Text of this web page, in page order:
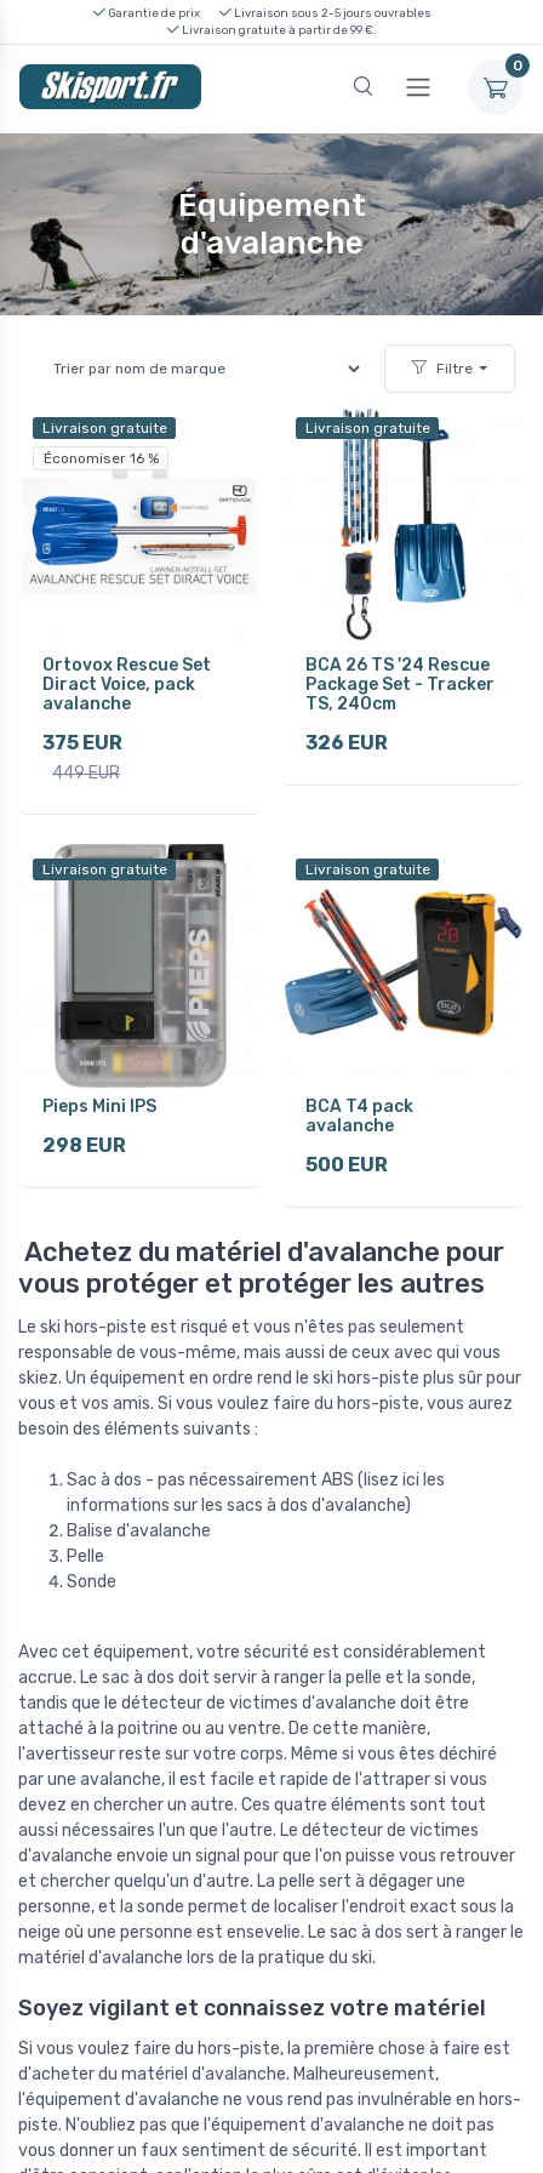
Garantie de prix
Livraison sous 2-5 jours ouvrables
Livraison gratuite à partir de 99 €.
0
Équipement
d'avalanche
Filtre
Livraison gratuite
Économiser 16 %
Ortovox Rescue Set
Diract Voice, pack
avalanche
375 EUR
449 EUR
Livraison gratuite
BCA 26 TS '24 Rescue
Package Set - Tracker
TS, 240cm
326 EUR
Livraison gratuite
Pieps Mini IPS
298 EUR
Livraison gratuite
BCA T4 pack
avalanche
500 EUR
Achetez du matériel d'avalanche pour
vous protéger et protéger les autres
Le ski hors-piste est risqué et vous n'êtes pas seulement
responsable de vous-même, mais aussi de ceux avec qui vous
skiez. Un équipement en ordre rend le ski hors-piste plus sûr pour
vous et vos amis. Si vous voulez faire du hors-piste, vous aurez
besoin des éléments suivants :
Sac à dos - pas nécessairement ABS (lisez ici les
informations sur les sacs à dos d'avalanche)
Balise d'avalanche
Pelle
Sonde
Avec cet équipement, votre sécurité est considérablement
accrue. Le sac à dos doit servir à ranger la pelle et la sonde,
tandis que le détecteur de victimes d'avalanche doit être
attaché à la poitrine ou au ventre. De cette manière,
l'avertisseur reste sur votre corps. Même si vous êtes déchiré
par une avalanche, il est facile et rapide de l'attraper si vous
devez en chercher un autre. Ces quatre éléments sont tout
aussi nécessaires l'un que l'autre. Le détecteur de victimes
d'avalanche envoie un signal pour que l'on puisse vous retrouver
et chercher quelqu'un d'autre. La pelle sert à dégager une
personne, et la sonde permet de localiser l'endroit exact sous la
neige où une personne est ensevelie. Le sac à dos sert à ranger le
matériel d'avalanche lors de la pratique du ski.
Soyez vigilant et connaissez votre matériel
Si vous voulez faire du hors-piste, la première chose à faire est
d'acheter du matériel d'avalanche. Malheureusement,
l'équipement d'avalanche ne vous rend pas invulnérable en hors-
piste. N'oubliez pas que l'équipement d'avalanche ne doit pas
vous donner un faux sentiment de sécurité. Il est important